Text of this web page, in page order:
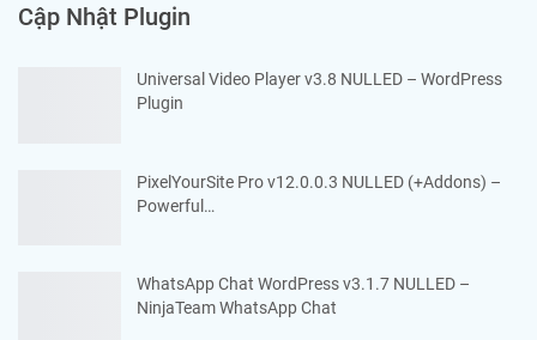
Cập Nhật Plugin
Universal Video Player v3.8 NULLED – WordPress
Plugin
PixelYourSite Pro v12.0.0.3 NULLED (+Addons) –
Powerful…
WhatsApp Chat WordPress v3.1.7 NULLED –
NinjaTeam WhatsApp Chat